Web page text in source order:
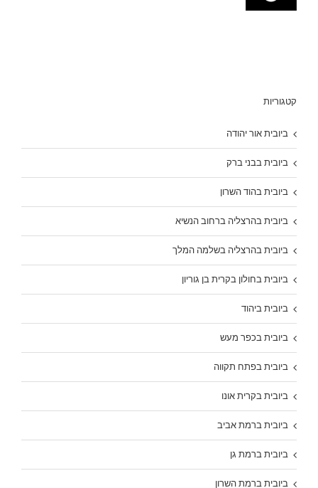
קטגוריות
ביובית אור יהודה
ביובית בבני ברק
ביובית בהוד השרון
ביובית בהרצליה ברחוב הנשיא
ביובית בהרצליה בשלמה המלך
ביובית בחולון בקרית בן גוריון
ביובית ביהוד
ביובית בכפר מעש
ביובית בפתח תקווה
ביובית בקרית אונו
ביובית ברמת אביב
ביובית ברמת גן
ביובית ברמת השרון